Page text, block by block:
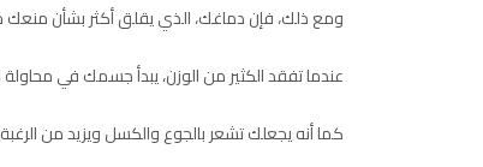
ومع ذلك، فإن دماغك، الذي يقلق أكثر بشأن منعك
عندما تفقد الكثير من الوزن، يبدأ جسمك في
كما أنه يجعلك تشعر بالجوع والكسل ويزيد من